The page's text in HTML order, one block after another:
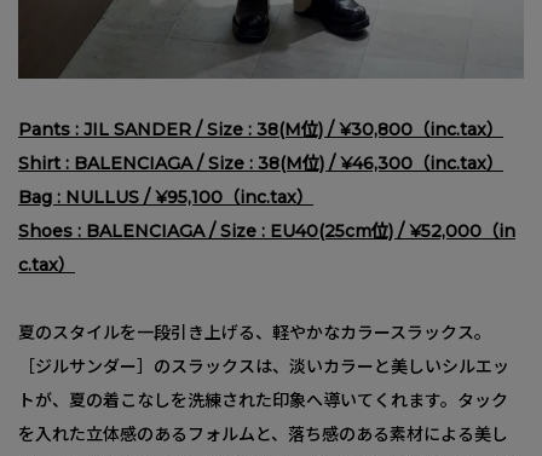
Pants : JIL SANDER / Size : 38(M位) / ¥30,800（inc.tax）
Shirt : BALENCIAGA / Size : 38(M位) / ¥46,300（inc.tax）
Bag : NULLUS / ¥95,100（inc.tax）
Shoes : BALENCIAGA / Size : EU40(25cm位) / ¥52,000（in
c.tax）
夏のスタイルを一段引き上げる、軽やかなカラースラックス。
［ジルサンダー］のスラックスは、淡いカラーと美しいシルエッ
トが、夏の着こなしを洗練された印象へ導いてくれます。タック
を入れた立体感のあるフォルムと、落ち感のある素材による美し